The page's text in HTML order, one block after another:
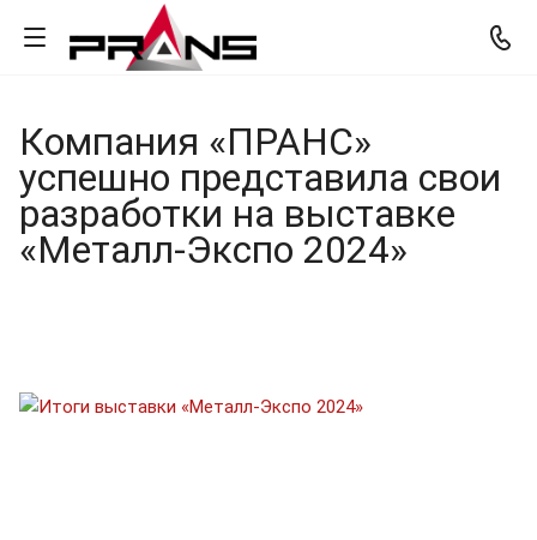
Компания «ПРАНС»
успешно представила свои
разработки на выставке
«Металл-Экспо 2024»